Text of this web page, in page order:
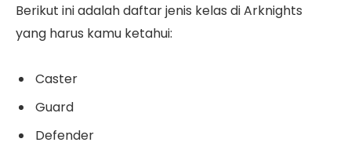
Berikut ini adalah daftar jenis kelas di Arknights
yang harus kamu ketahui:
Caster
Guard
Defender